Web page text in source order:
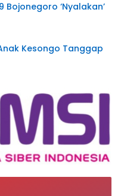
Bojonegoro ‘Nyalakan’
Kesongo Tanggap